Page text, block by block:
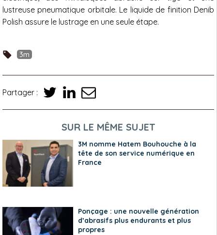
lustreuse pneumatique orbitale. Le liquide de finition Denib
Polish assure le lustrage en une seule étape.
3m
Partager :
SUR LE MÊME SUJET
3M nomme Hatem Bouhouche à la
tête de son service numérique en
France
Ponçage : une nouvelle génération
d’abrasifs plus endurants et plus
propres